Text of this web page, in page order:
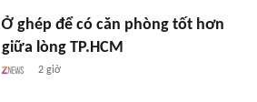
Ở ghép để có căn phòng tốt hơn
giữa lòng TP.HCM
2 giờ